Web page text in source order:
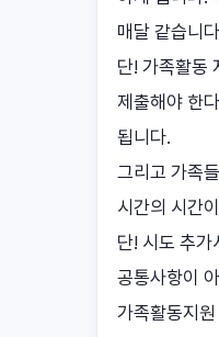
매달 같습니
단! 가족활동
제출해야 한
됩니다.
그리고 가족
시간의 시간
단! 시도 추
공통사항이
가족활동지